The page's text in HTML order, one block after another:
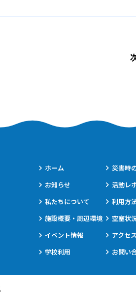
ホーム
お知らせ
私たちについて
施設概要・周辺環境
イベント情報
学校利用
災害時
活動レ
利用方
空室状
アクセス
お問い